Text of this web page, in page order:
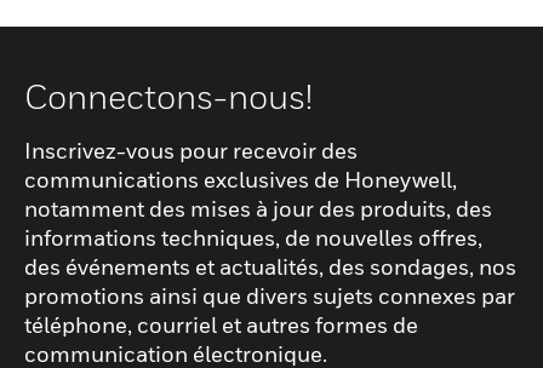
Connectons-nous!
Inscrivez-vous pour recevoir des
communications exclusives de Honeywell,
notamment des mises à jour des produits, des
informations techniques, de nouvelles offres,
des événements et actualités, des sondages, nos
promotions ainsi que divers sujets connexes par
téléphone, courriel et autres formes de
communication électronique.